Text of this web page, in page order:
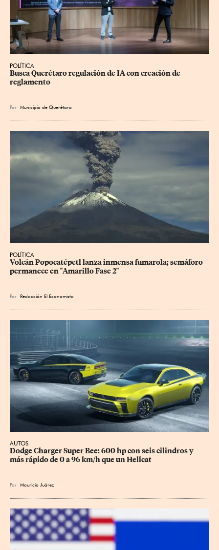
POLÍTICA
Busca Querétaro regulación de IA con creación de
reglamento
Por Municipio de Querétaro
POLÍTICA
Volcán Popocatépetl lanza inmensa fumarola; semáforo
permanece en "Amarillo Fase 2"
Por Redacción El Economista
AUTOS
Dodge Charger Super Bee: 600 hp con seis cilindros y
más rápido de 0 a 96 km/h que un Hellcat
Por Mauricio Juárez